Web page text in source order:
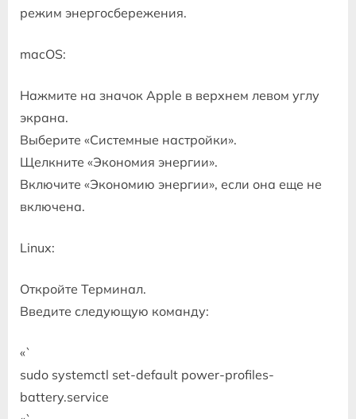
режим энергосбережения.
macOS:
Нажмите на значок Apple в верхнем левом углу
экрана.
Выберите «Системные настройки».
Щелкните «Экономия энергии».
Включите «Экономию энергии», если она еще не
включена.
Linux:
Откройте Терминал.
Введите следующую команду:
«`
sudo systemctl set-default power-profiles-
battery.service